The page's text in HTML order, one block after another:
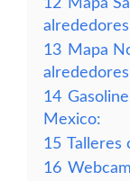
12 Mapa
alrededores
13 Mapa
alrededores
14
Mexico:
15 Talleres
16